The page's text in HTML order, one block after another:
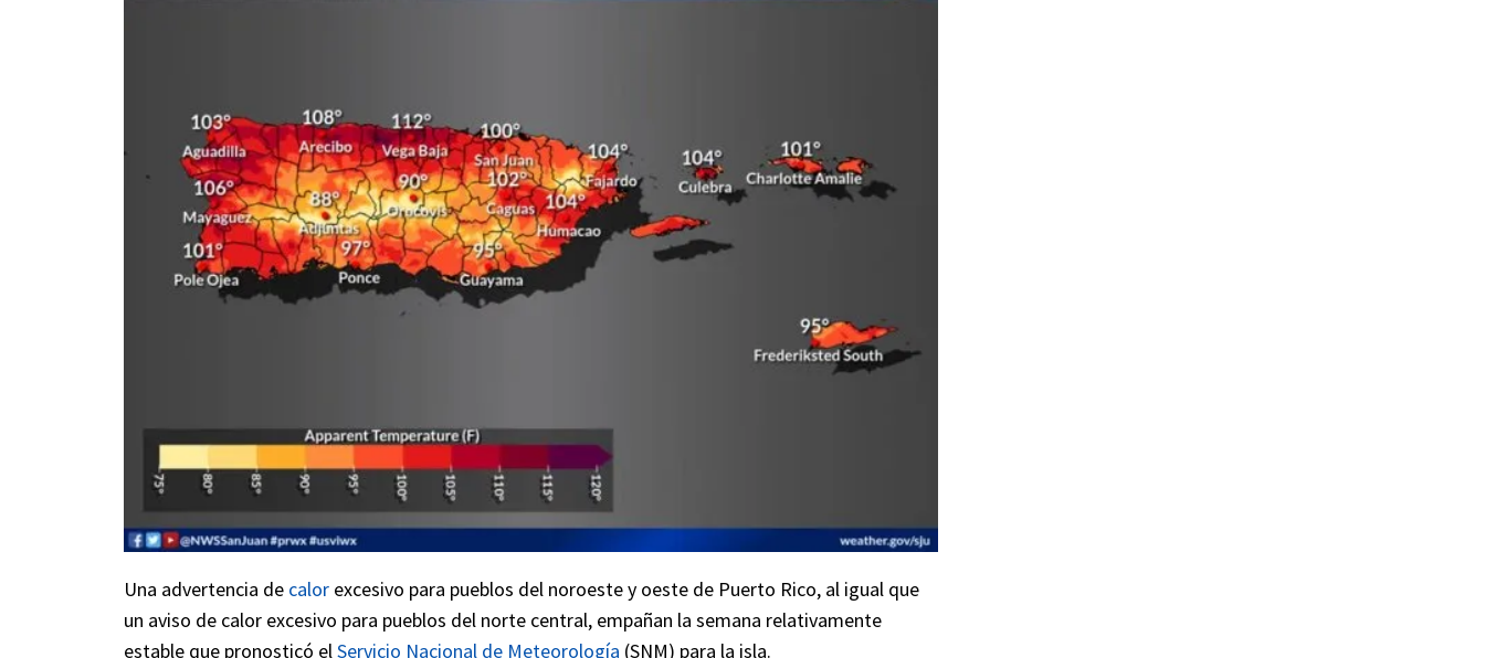
Una advertencia de calor excesivo para pueblos del noroeste y oeste de Puerto Rico, al igual que
un aviso de calor excesivo para pueblos del norte central, empañan la semana relativamente
estable que pronosticó elServicio Nacional de Meteorología (SNM) para la isla.